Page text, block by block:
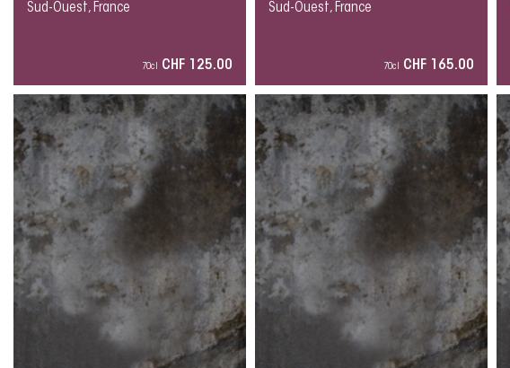
Sud-Ouest, France
70cl CHF 125.00
Sud-Ouest, France
70cl CHF 165.00